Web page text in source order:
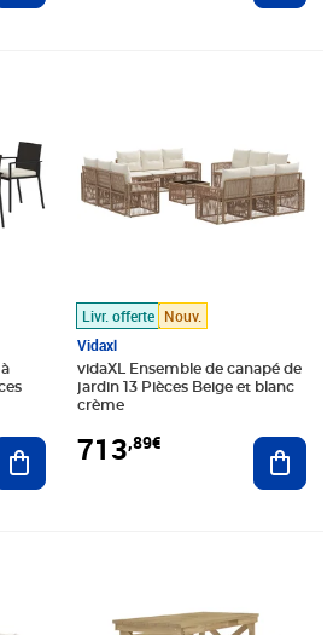
Ajouter au panier
Livr. offerte Nouv.
Vidaxl
vidaXL Ensemble de canapé de
jardin 13 Pièces Beige et blanc
crème
713,89€